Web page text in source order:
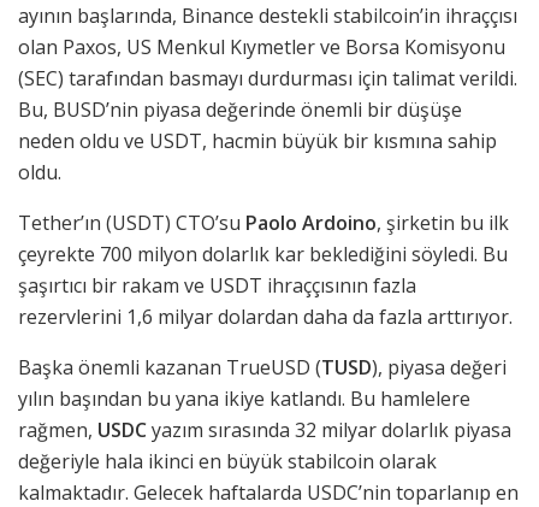
ayının başlarında, Binance destekli stabilcoin’in ihraççısı
olan Paxos, US Menkul Kıymetler ve Borsa Komisyonu
(SEC) tarafından basmayı durdurması için talimat verildi.
Bu, BUSD’nin piyasa değerinde önemli bir düşüşe
neden oldu ve USDT, hacmin büyük bir kısmına sahip
oldu.
Tether’ın (USDT) CTO’su Paolo Ardoino, şirketin bu ilk
çeyrekte 700 milyon dolarlık kar beklediğini söyledi. Bu
şaşırtıcı bir rakam ve USDT ihraççısının fazla
rezervlerini 1,6 milyar dolardan daha da fazla arttırıyor.
Başka önemli kazanan TrueUSD (TUSD), piyasa değeri
yılın başından bu yana ikiye katlandı. Bu hamlelere
rağmen, USDCyazım sırasında 32 milyar dolarlık piyasa
değeriyle hala ikinci en büyük stabilcoin olarak
kalmaktadır. Gelecek haftalarda USDC’nin toparlanıp en